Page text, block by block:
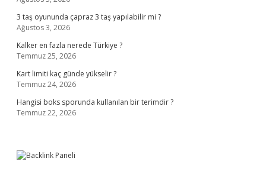
3 taş oyununda çapraz 3 taş yapılabilir mi ?
Ağustos 3, 2026
Kalker en fazla nerede Türkiye ?
Temmuz 25, 2026
Kart limiti kaç günde yükselir ?
Temmuz 24, 2026
Hangisi boks sporunda kullanılan bir terimdir ?
Temmuz 22, 2026